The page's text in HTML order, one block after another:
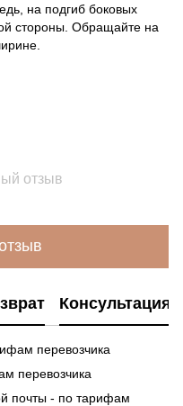
на подгиб боковых
стороны. Обращайте на
отзыв
Консультация
перевозчика
перевозчика
почты - по тарифам